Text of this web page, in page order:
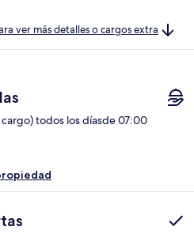
ver más detalles o cargos extra
todos los díasde 07:00